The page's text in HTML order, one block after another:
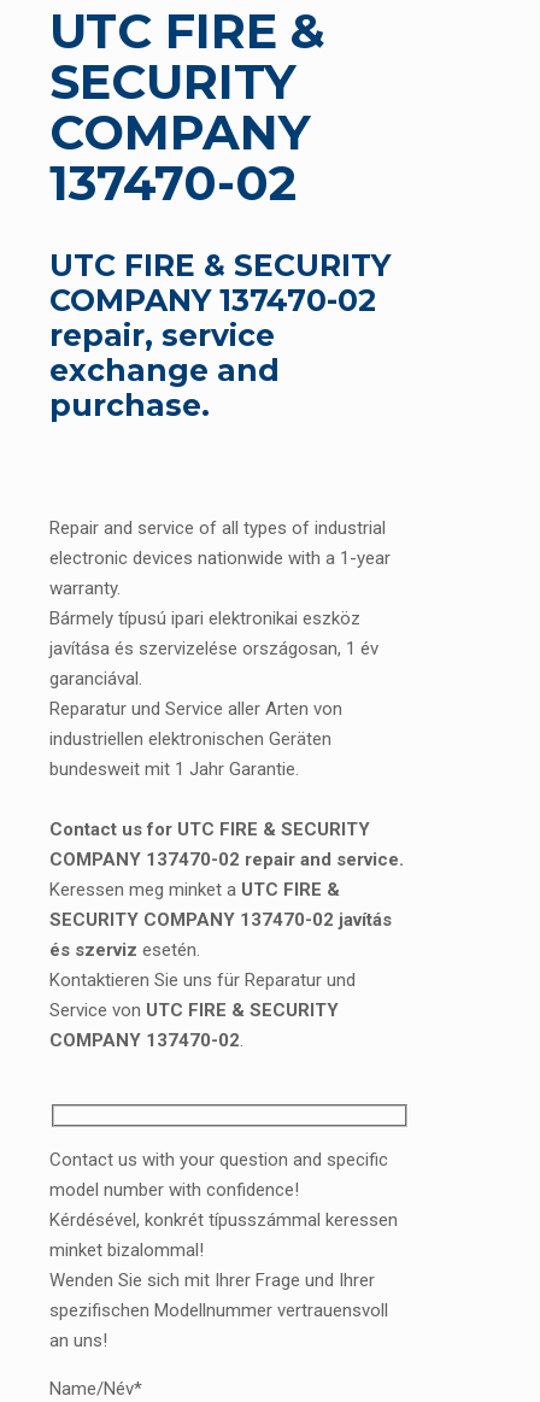
UTC FIRE &
SECURITY
COMPANY
137470-02
UTC FIRE & SECURITY
COMPANY 137470-02
repair, service
exchange and
purchase.
Repair and service of all types of industrial
electronic devices nationwide with a 1-year
warranty.
Bármely típusú ipari elektronikai eszköz
javítása és szervizelése országosan, 1 év
garanciával.
Reparatur und Service aller Arten von
industriellen elektronischen Geräten
bundesweit mit 1 Jahr Garantie.
Contact us for UTC FIRE & SECURITY
COMPANY 137470-02 repair and service.
Keressen meg minket a UTC FIRE &
SECURITY COMPANY 137470-02 javítás
és szerviz esetén.
Kontaktieren Sie uns für Reparatur und
Service von UTC FIRE & SECURITY
COMPANY 137470-02.
Contact us with your question and specific
model number with confidence!
Kérdésével, konkrét típusszámmal keressen
minket bizalommal!
Wenden Sie sich mit Ihrer Frage und Ihrer
spezifischen Modellnummer vertrauensvoll
an uns!
Name/Név*